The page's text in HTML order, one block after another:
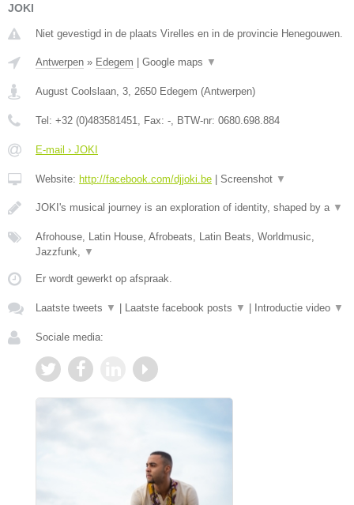
JOKI
Niet gevestigd in de plaats Virelles en in de provincie Henegouwen.
Antwerpen » Edegem Google maps ▼
August Coolslaan, 3 2650 Edegem (Antwerpen)
Tel: +32 (0)483581451 , Fax: - , BTW-nr: 0680.698.884
E-mail › JOKI
Website: http://facebook.com/djjoki.be Screenshot ▼
JOKI's musical journey is an exploration of identity, shaped by a ▼
Afrohouse, Latin House, Afrobeats, Latin Beats, Worldmusic,
Jazzfunk,
▼
Er wordt gewerkt op afspraak.
Laatste tweets ▼ Laatste facebook posts ▼ Introductie video ▼
Sociale media: